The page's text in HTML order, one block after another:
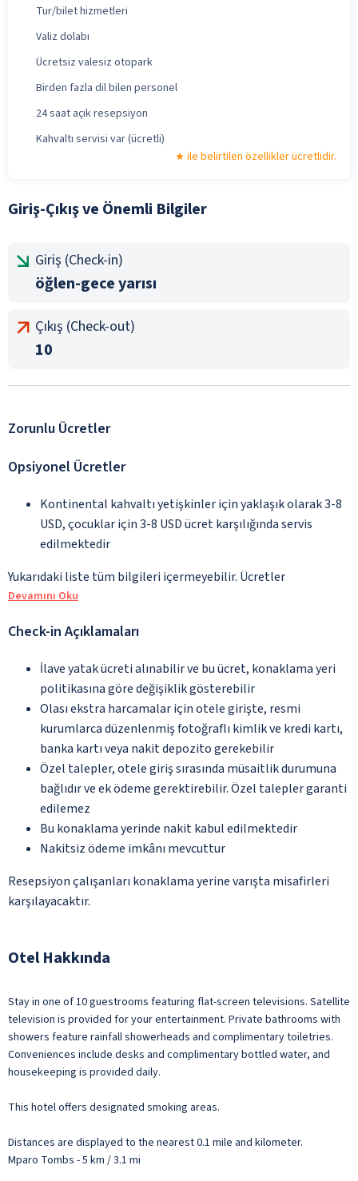
Tur/bilet hizmetleri
Valiz dolabı
Ücretsiz valesiz otopark
Birden fazla dil bilen personel
24 saat açık resepsiyon
Kahvaltı servisi var (ücretli)
ile belirtilen özellikler ücretlidir.
Giriş-Çıkış ve Önemli Bilgiler
Giriş (Check-in)
öğlen-gece yarısı
Çıkış (Check-out)
10
Zorunlu Ücretler
Opsiyonel Ücretler
Kontinental kahvaltı yetişkinler için yaklaşık olarak 3-8
USD, çocuklar için 3-8 USD ücret karşılığında servis
edilmektedir
Yukarıdaki liste tüm bilgileri içermeyebilir. Ücretler
Devamını Oku
Check-in Açıklamaları
İlave yatak ücreti alınabilir ve bu ücret, konaklama yeri
politikasına göre değişiklik gösterebilir
Olası ekstra harcamalar için otele girişte, resmi
kurumlarca düzenlenmiş fotoğraflı kimlik ve kredi kartı,
banka kartı veya nakit depozito gerekebilir
Özel talepler, otele giriş sırasında müsaitlik durumuna
bağlıdır ve ek ödeme gerektirebilir. Özel talepler garanti
edilemez
Bu konaklama yerinde nakit kabul edilmektedir
Nakitsiz ödeme imkânı mevcuttur
Resepsiyon çalışanları konaklama yerine varışta misafirleri
karşılayacaktır.
Otel Hakkında
Stay in one of 10 guestrooms featuring flat-screen televisions. Satellite
television is provided for your entertainment. Private bathrooms with
showers feature rainfall showerheads and complimentary toiletries.
Conveniences include desks and complimentary bottled water, and
housekeeping is provided daily.
This hotel offers designated smoking areas.
Distances are displayed to the nearest 0.1 mile and kilometer.
Mparo Tombs - 5 km / 3.1 mi